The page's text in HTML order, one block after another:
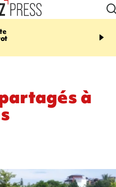
20:17
routière, concours de
à